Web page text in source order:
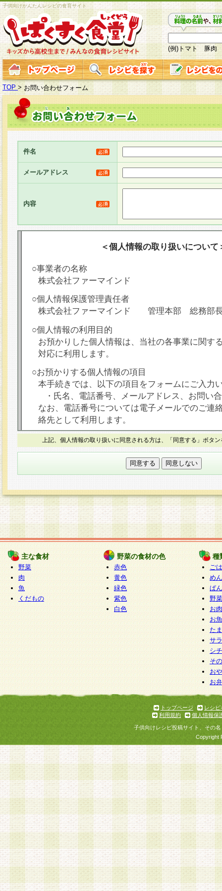
子供向けかんたんレシピの食育サイト
(例)トマト 豚肉
TOP > お問い合わせフォーム
件名
メールアドレス
内容
＜個人情報の取り扱いについて
○事業者の名称
株式会社ファーマインド
○個人情報保護管理責任者
株式会社ファーマインド 管理本部 総務部
○個人情報の利用目的
お預かりした個人情報は、当社の各事業に関す
対応に利用します。
○お預かりする個人情報の項目
本手続きでは、以下の項目をフォームにご入力
・氏名、電話番号、メールアドレス、お問い
なお、電話番号については電子メールでのご連
絡先として利用します。
○本人が容易に認識できない方法による個人情報
本フォームでは、セッション管理のためCookie
○個人情報の第三者提供について
力いただく個人情報は第三者に提供しません。
○個人情報の委託について
個人情報の取り扱いを外部に委託する場合は、
情報管理基準を満たす企業を選定して委託を行
が行われるよう監督します。
○開示対象個人情報の開示等および問い合わせ窓口
本人からの求めにより、当社が本件により取得
報の利用目的の通知・開示・内容の訂正・追加
停止・消去及び第三者への提供の禁止（以下、
といいます。）に応じます。
開示等に応じる窓口は以下になります。
ぱくすく食堂個人情報お客様相談窓口 paku-
m
個人情報を与えることは任意ですが、個人情報
意をいただけない場合には、当社のサービスの
お問い合わせ・ご相談への対応ができない場合
上記、個人情報の取り扱いに同意される方は、「同意する」ボタ
主な食材
野菜
肉
魚
くだもの
野菜の食材の色
赤色
黄色
緑色
紫色
白色
種
ご
めん
ぱん
野
お
お
た
サ
シ
そ
お
お
トップページ
レシピ
利用規約
個人情報保
子供向けレシピ投稿サイト、その
Copyright